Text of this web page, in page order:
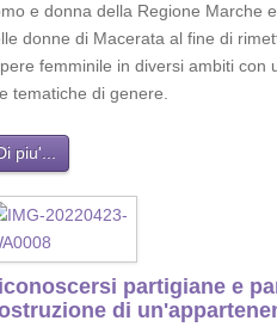
e donna della Regione Marche
donne di Macerata al fine di
femminile in diversi ambiti con
tematiche di genere.
piu'...
partigiane e
di